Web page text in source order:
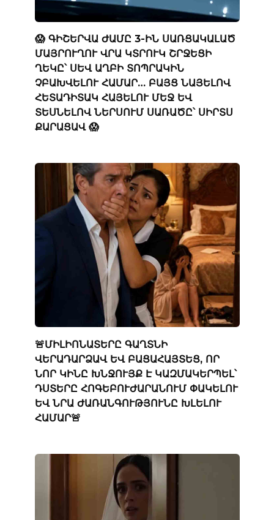
😱 ԳԻՇԵՐՎԱ ԺԱՄԸ 3-ԻՆ ՍԱՌՑԱԿԱԼԱԾ
ՄԱՅՐՈՒՂՈՒ ՎՐԱ ԿՏՐՈՒԿ ՇՐՋԵՑԻ
ՂԵԿԸ՝ ՍԵՎ ԱՂԲԻ ՏՈՊՐԱԿԻՆ
ՉԲԱԽՎԵԼՈՒ ՀԱՄԱՐ… ԲԱՅՑ ՆԱՅԵԼՈՎ
ՀԵՏԱԴԻՏԱԿ ՀԱՅԵԼՈՒ ՄԵՋ ԵՎ
ՏԵՍՆԵԼՈՎ ՆԵՐՍՈՒՄ ՍԱՌԱԾԸ՝ ՍԻՐՏՍ
ՔԱՐԱՑԱՎ 😱
🚨ՄԻԼԻՈՆԱՏԵՐԸ ԳԱՂՏՆԻ
ՎԵՐԱԴԱՐՁԱՎ ԵՎ ԲԱՑԱՀԱՅՏԵՑ, ՈՐ
ՆՈՐ ԿԻՆԸ ԽՆՋՈՒՅՔ Է ԿԱԶՄԱԿԵՐՊԵԼ՝
ԴՍՏԵՐԸ ՀՈԳԵԲՈՒԺԱՐԱՆՈՒՄ ՓԱԿԵԼՈՒ
ԵՎ ՆՐԱ ԺԱՌԱՆԳՈՒԹՅՈՒՆԸ ԽԼԵԼՈՒ
ՀԱՄԱՐ🚨